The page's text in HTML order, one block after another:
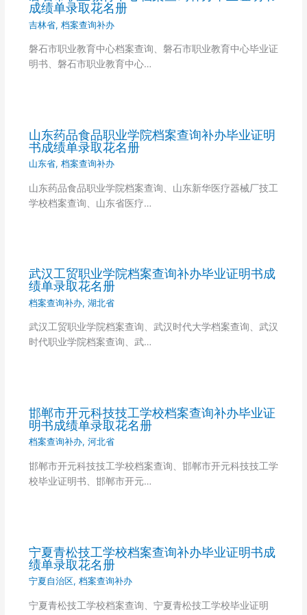
成绩单录取花名册
吉林省, 档案查询补办
磐石市职业教育中心档案查询、磐石市职业教育中心毕业证
明书、磐石市职业教育中心…
山东药品食品职业学院档案查询补办毕业证明
书成绩单录取花名册
山东省, 档案查询补办
山东药品食品职业学院档案查询、山东新华医疗器械厂技工
学校档案查询、山东省医疗…
武汉工贸职业学院档案查询补办毕业证明书成
绩单录取花名册
档案查询补办, 湖北省
武汉工贸职业学院档案查询、武汉时代大学档案查询、武汉
时代职业学院档案查询、武…
邯郸市开元科技技工学校档案查询补办毕业证
明书成绩单录取花名册
档案查询补办, 河北省
邯郸市开元科技技工学校档案查询、邯郸市开元科技技工学
校毕业证明书、邯郸市开元…
宁夏青松技工学校档案查询补办毕业证明书成
绩单录取花名册
宁夏自治区, 档案查询补办
宁夏青松技工学校档案查询、宁夏青松技工学校毕业证明